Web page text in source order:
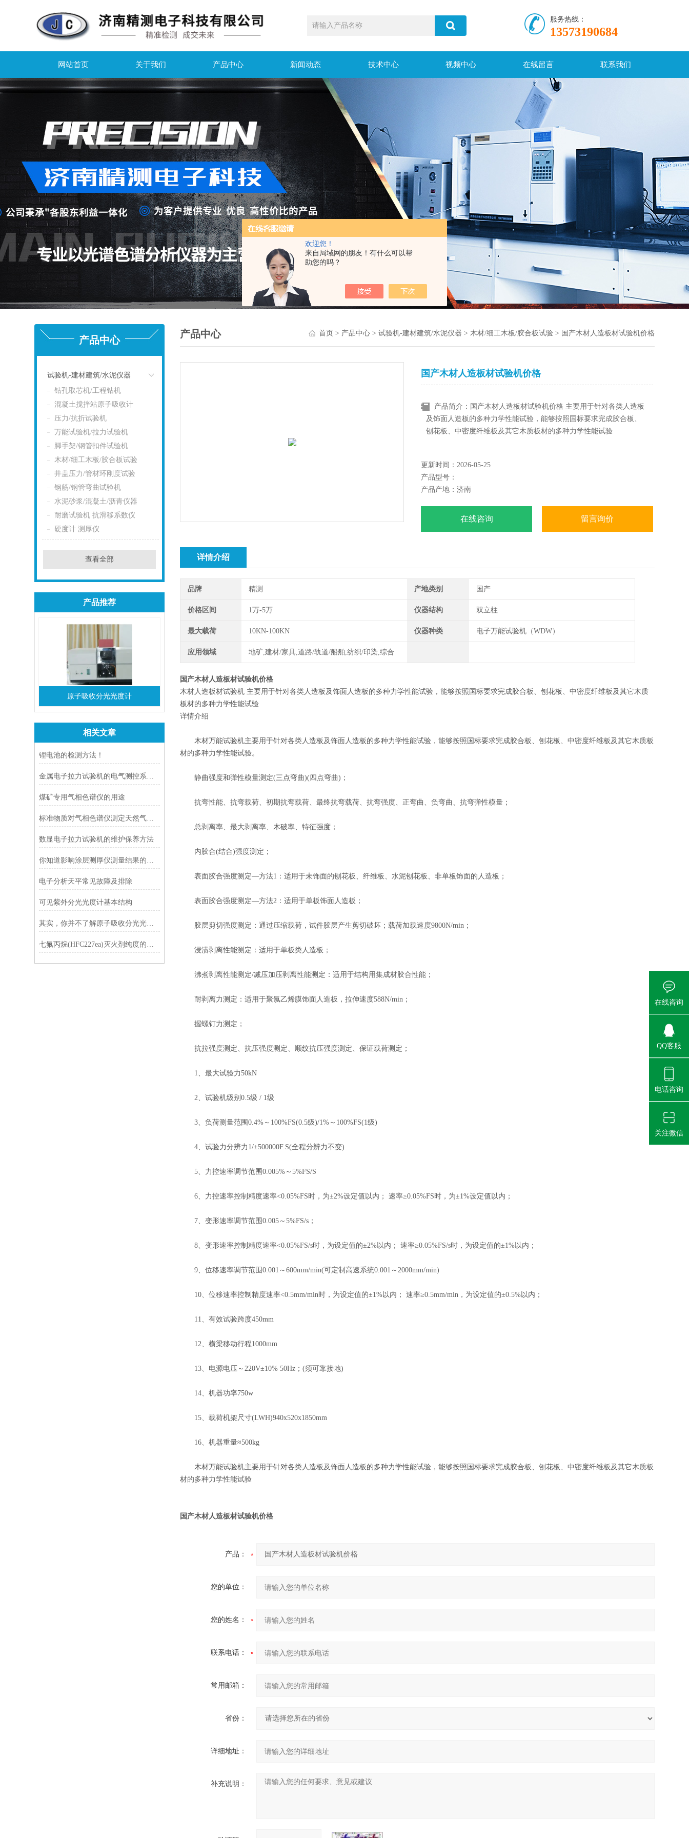
欢迎您！
来自局域网的朋友！有什么可以帮
助您的吗？
服务热线：
13573190684
网站首页 关于我们 产品中心 新闻动态 技术中心 视频中心 在线留言 联系我们
产品中心
试验机-建材建筑/水泥仪器
钻孔取芯机/工程钻机
混凝土搅拌站原子吸收计
压力/抗折试验机
万能试验机/拉力试验机
脚手架/钢管扣件试验机
木材/细工木板/胶合板试验
井盖压力/管材环刚度试验
钢筋/钢管弯曲试验机
水泥砂浆/混凝土/沥青仪器
耐磨试验机 抗滑移系数仪
硬度计 测厚仪
查看全部
产品推荐
原子吸收分光光度计
相关文章
锂电池的检测方法！
金属电子拉力试验机的电气测控系统调试
煤矿专用气相色谱仪的用途
标准物质对气相色谱仪测定天然气热值的影响研究
数显电子拉力试验机的维护保养方法
你知道影响涂层测厚仪测量结果的因素有几点吗？
电子分析天平常见故障及排除
可见紫外分光光度计基本结构
其实，你并不了解原子吸收分光光度计
七氟丙烷(HFC227ea)灭火剂纯度的气相色谱分析
产品中心 首页 > 产品中心> 试验机-建材建筑/水泥仪器 > 木材/细工木板/胶合板试验> 国产木材人造板材试验机价格
国产木材人造板材试验机价格
产品简介：国产木材人造板材试验机价格 主要用于针对各类人造板
及饰面人造板的多种力学性能试验，能够按照国标要求完成胶合板、
刨花板、中密度纤维板及其它木质板材的多种力学性能试验
更新时间：2026-05-25
产品型号：
产品产地：济南
在线咨询 留言询价
详情介绍
品牌 精测 产地类别 国产
价格区间 1万-5万 仪器结构 双立柱
最大载荷 10KN-100KN 仪器种类 电子万能试验机（WDW）
应用领域 地矿,建材/家具,道路/轨道/船舶,纺织/印染,综合
国产木材人造板材试验机价格
木材人造板材试验机 主要用于针对各类人造板及饰面人造板的多种力学性能试验，能够按照国标要求完成胶合板、刨花板、中密度纤维板及其它木质
板材的多种力学性能试验
详情介绍
木材万能试验机主要用于针对各类人造板及饰面人造板的多种力学性能试验，能够按照国标要求完成胶合板、刨花板、中密度纤维板及其它木质板
材的多种力学性能试验。
静曲强度和弹性模量测定(三点弯曲)(四点弯曲)；
抗弯性能、抗弯载荷、初期抗弯载荷、最终抗弯载荷、抗弯强度、正弯曲、负弯曲、抗弯弹性模量；
总剥离率、最大剥离率、木破率、特征强度；
内胶合(结合)强度测定；
表面胶合强度测定—方法1：适用于未饰面的刨花板、纤维板、水泥刨花板、非单板饰面的人造板；
表面胶合强度测定—方法2：适用于单板饰面人造板；
胶层剪切强度测定：通过压缩载荷，试件胶层产生剪切破坏；载荷加载速度9800N/min；
浸渍剥离性能测定：适用于单板类人造板；
沸煮剥离性能测定/减压加压剥离性能测定：适用于结构用集成材胶合性能；
耐剥离力测定：适用于聚氯乙烯膜饰面人造板，拉伸速度588N/min；
握螺钉力测定；
抗拉强度测定、抗压强度测定、顺纹抗压强度测定、保证载荷测定；
1、最大试验力50kN
2、试验机级别0.5级 / 1级
3、负荷测量范围0.4%～100%FS(0.5级)/1%～100%FS(1级)
4、试验力分辨力1/±500000F.S(全程分辨力不变)
5、力控速率调节范围0.005%～5%FS/S
6、力控速率控制精度速率<0.05%FS时，为±2%设定值以内； 速率≥0.05%FS时，为±1%设定值以内；
7、变形速率调节范围0.005～5%FS/s；
8、变形速率控制精度速率<0.05%FS/s时，为设定值的±2%以内； 速率≥0.05%FS/s时，为设定值的±1%以内；
9、位移速率调节范围0.001～600mm/min(可定制高速系统0.001～2000mm/min)
10、位移速率控制精度速率<0.5mm/min时，为设定值的±1%以内； 速率≥0.5mm/min，为设定值的±0.5%以内；
11、有效试验跨度450mm
12、横梁移动行程1000mm
13、电源电压～220V±10% 50Hz；(须可靠接地)
14、机器功率750w
15、载荷机架尺寸(LWH)940x520x1850mm
16、机器重量≈500kg
木材万能试验机主要用于针对各类人造板及饰面人造板的多种力学性能试验，能够按照国标要求完成胶合板、刨花板、中密度纤维板及其它木质板
材的多种力学性能试验
国产木材人造板材试验机价格
产品：
您的单位：
您的姓名：
联系电话：
常用邮箱：
省份：
详细地址：
补充说明：
在线咨询
QQ客服
电话咨询
关注微信